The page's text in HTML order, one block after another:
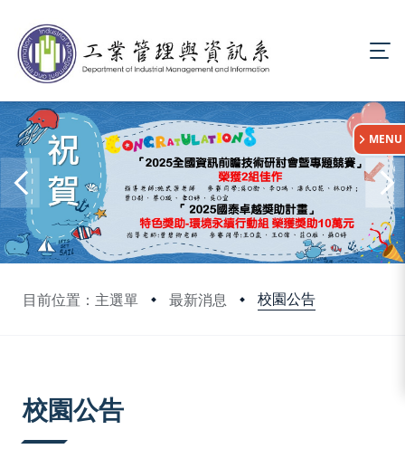
目前位置：主選單 最新消息 校園公告
:::
MENU
校園公告